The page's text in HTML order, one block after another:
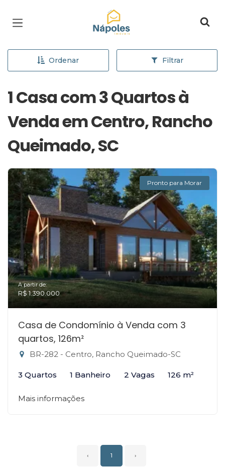
Página inicial
Ordenar Filtrar
1 Casa com 3 Quartos à
Venda em Centro, Rancho
Queimado, SC
Pronto para Morar
A partir de:
R$ 1.390.000
Casa de Condomínio à Venda com 3
quartos, 126m²
BR-282 - Centro, Rancho Queimado-SC
3 Quartos 1 Banheiro 2 Vagas 126 m²
Mais informações
‹ 1 ›